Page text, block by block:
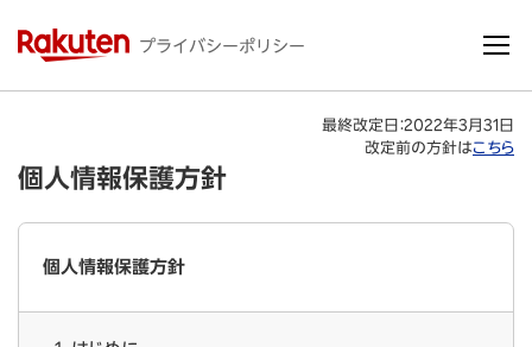
最終改定日：2022年3月31日
改定前の方針はこちら
個人情報保護方針
個人情報保護方針